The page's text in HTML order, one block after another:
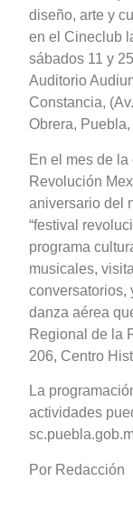
diseño, arte y
en el Cineclub
sábados 11 y
Auditorio
Constancia,
Obrera, Puebla,
En el mes de
Revolución
aniversario del
“festival
programa
musicales,
conversatorios,
danza aérea
Regional de la
206, Centro
La
actividades
Por Redacción